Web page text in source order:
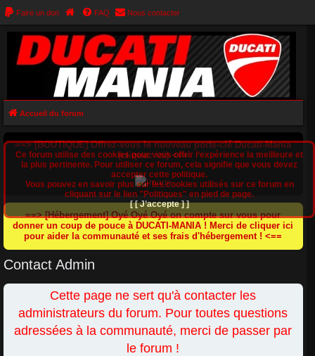
Faire un don FAQ Nous contacter
Accueil du forum
==> [BOUTIQUE] Offrez-vous le nouveau porte-clé Ducati-Mania
(cliquez ici) <==
==> [Hébergement] Oyé Oyé Oyé on compte sur vous pour
donner un coup de pouce à DUCATI-MANIA ! Merci de cliquer ici
pour aider la communauté et ses frais d'hébergement ! <==
Contact Admin
Cette page ne sert qu'à contacter les
administrateurs du forum. Pour toutes questions
adressées à la communauté, merci de passer par
le forum !
Ce forum utilise des cookies pour vous offrir l‘expérience la meilleure et
la plus pertinente. Pour utiliser ce forum, cela signifie que vous devez
accepter cette politique.
Vous pouvez en savoir plus sur les cookies utilisés sur ce forum en
cliquant sur le lien "Politiques" en pied de page.
[ [ J’accepte ] ]